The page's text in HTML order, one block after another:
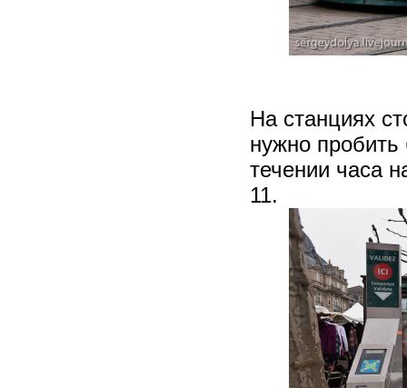
На станциях
нужно пробить
течении часа
11.